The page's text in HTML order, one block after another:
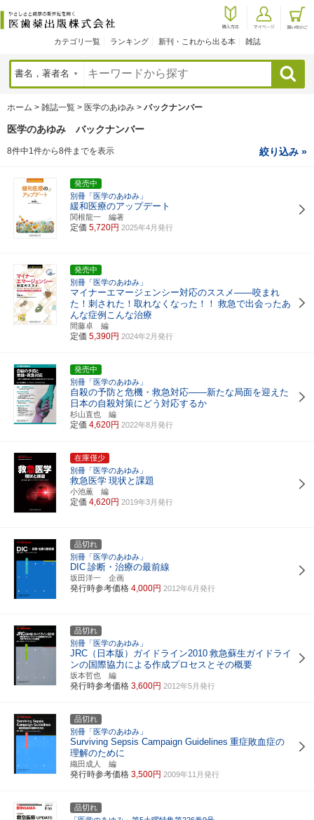
カテゴリ一覧 ランキング 新刊・これから出る本 雑誌
検索
ホーム > 雑誌一覧 > 医学のあゆみ > バックナンバー
医学のあゆみ バックナンバー
8件中1件から8件までを表示 絞り込み »
発売中
別冊「医学のあゆみ」
緩和医療のアップデート
関根龍一 編著
定価 5,720円 2025年4月発行
発売中
別冊「医学のあゆみ」
マイナーエマージェンシー対応のススメ――咬まれ
た！刺された！取れなくなった！！ 救急で出会ったあ
んな症例こんな治療
間藤卓 編
定価 5,390円 2024年2月発行
発売中
別冊「医学のあゆみ」
自殺の予防と危機・救急対応――新たな局面を迎えた
日本の自殺対策にどう対応するか
杉山直也 編
定価 4,620円 2022年8月発行
在庫僅少
別冊「医学のあゆみ」
救急医学 現状と課題
小池薫 編
定価 4,620円 2019年3月発行
品切れ
別冊「医学のあゆみ」
DIC 診断・治療の最前線
坂田洋一 企画
発行時参考価格 4,000円 2012年6月発行
品切れ
別冊「医学のあゆみ」
JRC（日本版）ガイドライン2010 救急蘇生ガイドライ
ンの国際協力による作成プロセスとその概要
坂本哲也 編
発行時参考価格 3,600円 2012年5月発行
品切れ
別冊「医学のあゆみ」
Surviving Sepsis Campaign Guidelines 重症敗血症の
理解のために
織田成人 編
発行時参考価格 3,500円 2009年11月発行
品切れ